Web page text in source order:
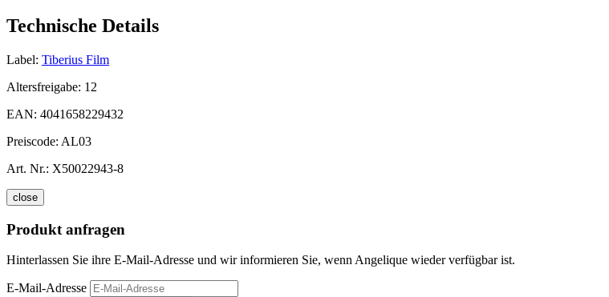
Technische Details
Label: Tiberius Film
Altersfreigabe: 12
EAN: 4041658229432
Preiscode: AL03
Art. Nr.: X50022943-8
close
Produkt anfragen
Hinterlassen Sie ihre E-Mail-Adresse und wir informieren Sie, wenn Angelique wieder verfügbar ist.
E-Mail-Adresse